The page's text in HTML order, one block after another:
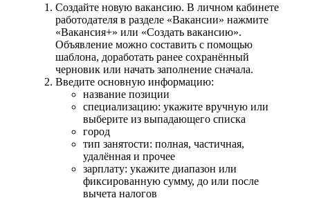
Создайте новую вакансию. В личном кабинете
работодателя в разделе «Вакансии» нажмите
«Вакансия+» или «Создать вакансию».
Объявление можно составить с помощью
шаблона, доработать ранее сохранённый
черновик или начать заполнение сначала.
Введите основную информацию:
название позиции
специализацию: укажите вручную или
выберите из выпадающего списка
город
тип занятости: полная, частичная,
удалённая и прочее
зарплату: укажите диапазон или
фиксированную сумму, до или после
вычета налогов